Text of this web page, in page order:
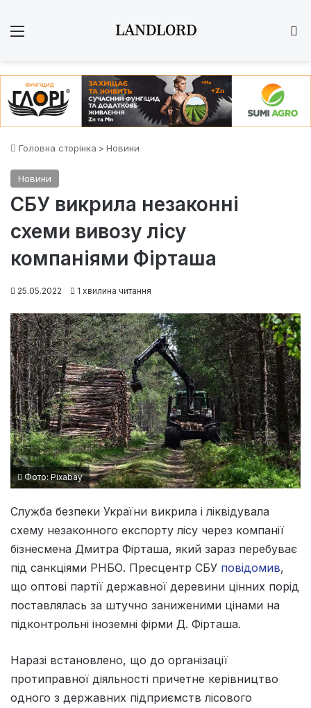
Головна сторінка > Новини
Новини
СБУ викрила незаконні
схеми вивозу лісу
компаніями Фірташа
25.05.2022 1 хвилина читання
Фото: Pixabay
Служба безпеки України викрила і ліквідувала
схему незаконного експорту лісу через компанії
бізнесмена Дмитра Фірташа, який зараз перебуває
під санкціями РНБО. Пресцентр СБУ повідомив,
що оптові партії державної деревини цінних порід
поставлялась за штучно заниженими цінами на
підконтрольні іноземні фірми Д. Фірташа.
Наразі встановлено, що до організації
протиправної діяльності причетне керівництво
одного з державних підприємств лісового